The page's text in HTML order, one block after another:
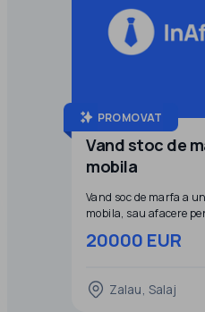
PROMOVAT
Vand stoc de
mobila
Vand soc de marfa a
mobila, sau afacere
pretul de achizitie.
20000 EUR
Zalau, Salaj